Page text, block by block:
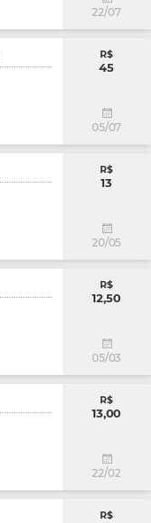
22/07
R$
45
05/07
R$
13
20/05
R$
12,50
05/03
R$
13,00
22/02
R$